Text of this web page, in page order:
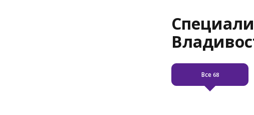
Все 68